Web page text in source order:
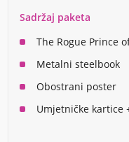
Sadržaj paketa
The Rogue Prince
Metalni steelbook
Obostrani poster
Umjetničke kartice